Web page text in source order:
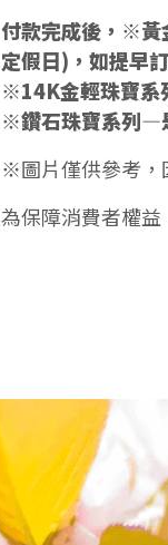
付款完成後，※黃
定假日)，如提早
※14K金輕珠寶系
※鑽石珠寶系列—
※圖片僅供參考，
為保障消費者權